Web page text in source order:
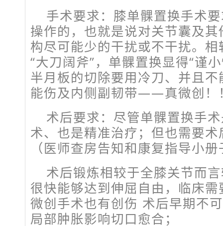
手术要求：膝单髁置换手术
操作的，也就是说对关节囊及
构尽可能少的干扰或不干扰。
“大刀阔斧”，单髁置换显得“谨
半月板的切除要用冷刀、并且
能伤及内侧副韧带——真微创！
术后要求：尽管单髁置换手
术、也是精准治疗；但也需要
（医师查房告知和康复指导小
术后锻炼相较于全膝关节而
很快能够达到伸屈自由，临床
微创手术也有创伤 术后早期不
局部肿胀影响切口愈合；